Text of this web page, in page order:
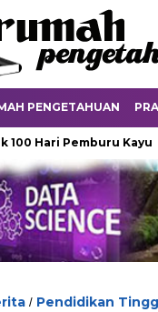
PENGETAHUAN
Pemburu Kayu
/ Pendidikan